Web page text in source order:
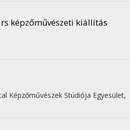
képzőművészeti kiállítás
Képzőművészek Stúdiója Egyesület,